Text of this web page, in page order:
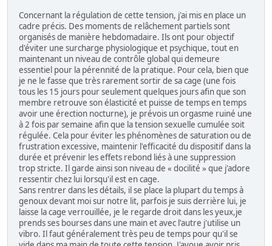
Concernant la régulation de cette tension, j'ai mis en place un
cadre précis. Des moments de relâchement partiels sont
organisés de manière hebdomadaire. Ils ont pour objectif
d'éviter une surcharge physiologique et psychique, tout en
maintenant un niveau de contrôle global qui demeure
essentiel pour la pérennité de la pratique. Pour cela, bien que
je ne le fasse que très rarement sortir de sa cage (une fois
tous les 15 jours pour seulement quelques jours afin que son
membre retrouve son élasticité et puisse de temps en temps
avoir une érection nocturne), je prévois un orgasme ruiné une
à 2 fois par semaine afin que la tension sexuelle cumulée soit
régulée. Cela pour éviter les phénomènes de saturation ou de
frustration excessive, maintenir l'efficacité du dispositif dans la
durée et prévenir les effets rebond liés à une suppression
trop stricte. Il garde ainsi son niveau de « docilité » que j'adore
ressentir chez lui lorsqu'il est en cage.
Sans rentrer dans les détails, il se place la plupart du temps à
genoux devant moi sur notre lit, parfois je suis derrière lui, je
laisse la cage verrouillée, je le regarde droit dans les yeux,je
prends ses bourses dans une main et avec l'autre j'utilise un
vibro. Il faut généralement très peu de temps pour qu'il se